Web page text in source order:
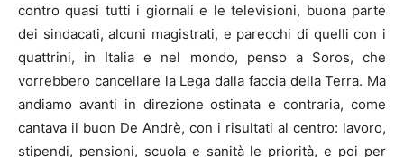
contro quasi tutti i giornali e le televisioni, buona parte
dei sindacati, alcuni magistrati, e parecchi di quelli con i
quattrini, in Italia e nel mondo, penso a Soros, che
vorrebbero cancellare la Lega dalla faccia della Terra. Ma
andiamo avanti in direzione ostinata e contraria, come
cantava il buon De Andrè, con i risultati al centro: lavoro,
stipendi, pensioni, scuola e sanità le priorità, e poi per